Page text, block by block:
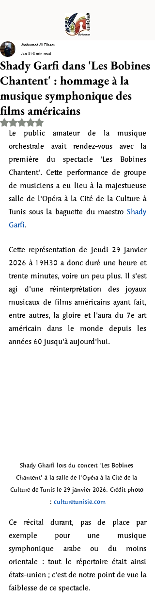
Shady Garfi dans 'Les Bobines
Chantent' : hommage à la
musique symphonique des
films américains
Mohamed Ali Elhaou
Jan 31 3 min read
Rated NaN out of 5 stars.
Le public amateur de la musique
orchestrale avait rendez-vous avec la
première du spectacle 'Les Bobines
Chantent'. Cette performance de groupe
de musiciens a eu lieu à la majestueuse
salle de l'Opéra à la Cité de la Culture à
Tunis sous la baguette du maestro Shady
Garfi.
Cette représentation de jeudi 29 janvier
2026 à 19H30 a donc duré une heure et
trente minutes, voire un peu plus. Il s'est
agi d'une réinterprétation des joyaux
musicaux de films américains ayant fait,
entre autres, la gloire et l'aura du 7e art
américain dans le monde depuis les
années 60 jusqu'à aujourd'hui.
Shady Gharfi lors du concert 'Les Bobines
Chantent' à la salle de l'Opéra à la Cité de la
Culture de Tunis le 29 janvier 2026. Crédit photo
: culturetunisie.com
Ce récital durant, pas de place par
exemple pour une musique
symphonique arabe ou du moins
orientale : tout le répertoire était ainsi
états-unien ; c'est de notre point de vue la
faiblesse de ce spectacle.